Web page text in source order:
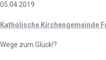
05.04.2019
Katholische Kirchengemeinde
Wege zum Glück!?